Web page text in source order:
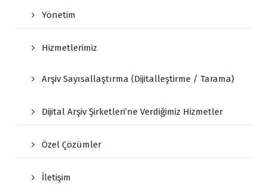
Yönetim
Hizmetlerimiz
Arşiv Sayısallaştırma (Dijitalleştirme / Tarama)
Dijital Arşiv Şirketleri’ne Verdiğimiz Hizmetler
Özel Çözümler
İletişim